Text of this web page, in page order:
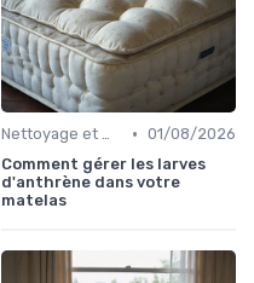
Nettoyage et maintenance • 01/08/2026
Comment gérer les larves
d'anthrène dans votre
matelas